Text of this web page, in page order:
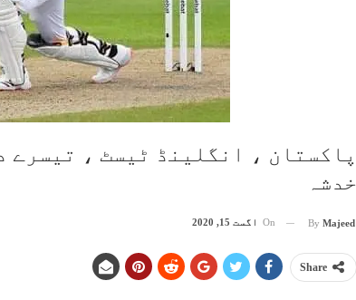
پاکستان ، انگلینڈ ٹیسٹ ، تیسرے
خدشہ
By Majeed
On اگست 15, 2020
Share